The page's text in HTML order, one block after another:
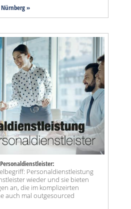
»
Personaldienstleistung
wieder und sie bieten
an, die im komplizeirten
auch mal outgesourced